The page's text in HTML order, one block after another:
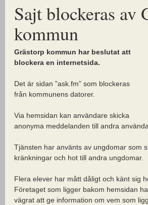
Sajt blockeras av
kommun
Grästorp kommun har beslutat att
blockera en internetsida.
Det är sidan ”ask.fm” som blockeras
från kommunens datorer.
Via hemsidan kan användare skicka
anonyma meddelanden till andra
Tjänsten har använts av ungdomar som
kränkningar och hot till andra ungdomar.
Flera elever har mått dåligt och känt sig
Företaget som ligger bakom hemsidan
vägrat att ge information om vem som